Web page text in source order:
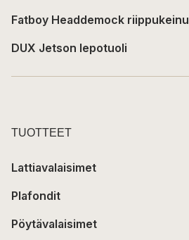
Fatboy Headdemock riippukeinu
DUX Jetson lepotuoli
TUOTTEET
Lattiavalaisimet
Plafondit
Pöytävalaisimet